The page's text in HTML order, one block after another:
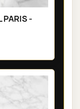
PARIS -